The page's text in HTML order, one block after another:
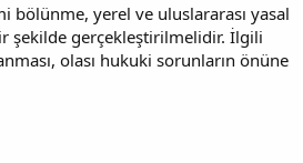
bölünme, yerel ve uluslararası yasal
şekilde gerçekleştirilmelidir. İlgili
olası hukuki sorunların önüne